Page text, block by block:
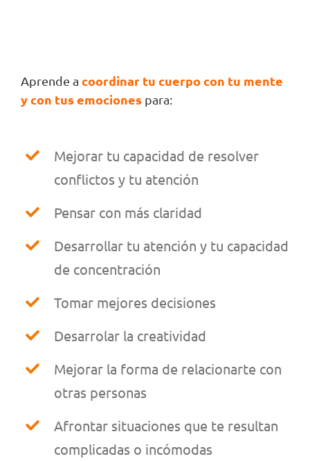
Aprende a coordinar tu cuerpo con tu mente
ycon tus emociones para:
Mejorar tu capacidad de resolver
conflictos y tu atención
Pensar con más claridad
Desarrollar tu atención y tu capacidad
de concentración
Tomar mejores decisiones
Desarrolar la creatividad
Mejorar la forma de relacionarte con
otras personas
Afrontar situaciones que te resultan
complicadas o incómodas